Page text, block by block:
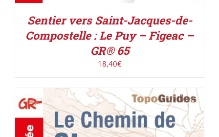
Sentier vers Saint-Jacques-de-
Compostelle : Le Puy – Figeac –
GR® 65
18,40€